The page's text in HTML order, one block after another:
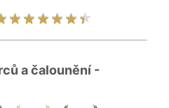
a čalounění -